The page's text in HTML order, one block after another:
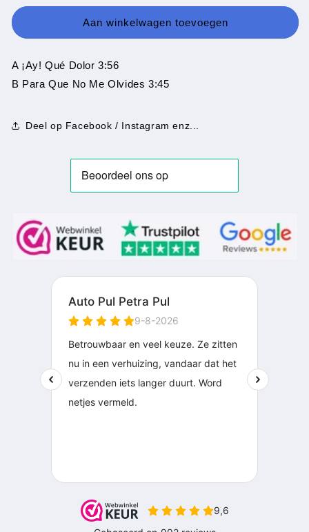
Chunguitos
¡Ay!
Dolor
Chunguitos
-
¡Ay!
Dolor
Aan winkelwagen toevoegen
A ¡Ay! Qué Dolor 3:56
B Para Que No Me Olvides 3:45
Deel op Facebook / Instagram enz...